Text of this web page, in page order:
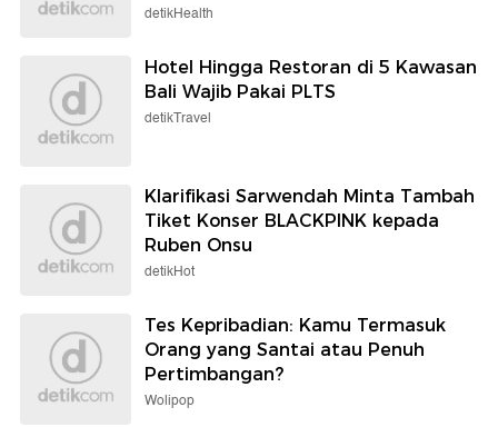
detikHealth
Hotel Hingga Restoran di 5 Kawasan
Bali Wajib Pakai PLTS
detikTravel
Klarifikasi Sarwendah Minta Tambah
Tiket Konser BLACKPINK kepada
Ruben Onsu
detikHot
Tes Kepribadian: Kamu Termasuk
Orang yang Santai atau Penuh
Pertimbangan?
Wolipop